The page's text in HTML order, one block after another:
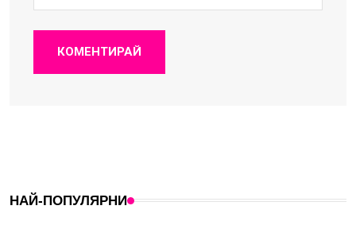
КОМЕНТИРАЙ
НАЙ-ПОПУЛЯРНИ